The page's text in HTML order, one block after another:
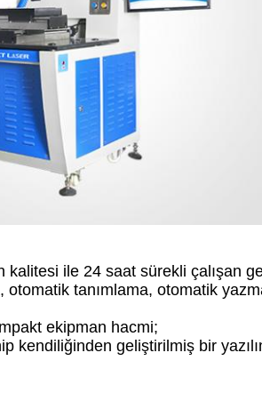
ile 24 saat sürekli çalışan
tanımlama, otomatik
ekipman hacmi;
kendiliğinden geliştirilmiş bir